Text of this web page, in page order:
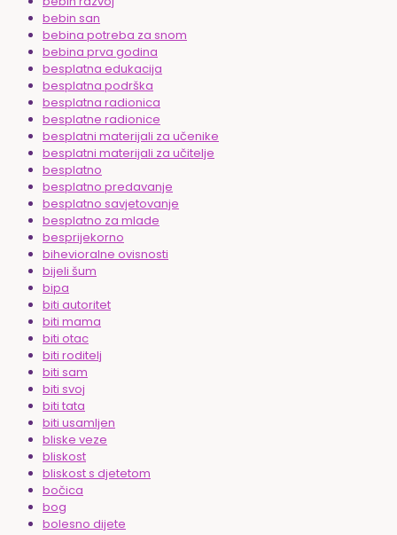
bebin san
bebina potreba za snom
bebina prva godina
besplatna edukacija
besplatna podrška
besplatna radionica
besplatne radionice
besplatni materijali za učenike
besplatni materijali za učitelje
besplatno
besplatno predavanje
besplatno savjetovanje
besplatno za mlade
besprijekorno
bihevioralne ovisnosti
bijeli šum
bipa
biti autoritet
biti mama
biti otac
biti roditelj
biti sam
biti svoj
biti tata
biti usamljen
bliske veze
bliskost
bliskost s djetetom
bočica
bog
bolesno dijete